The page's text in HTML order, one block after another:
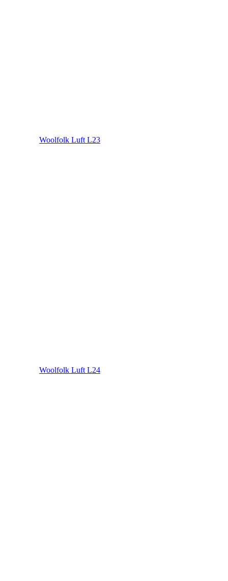
Woolfolk Luft L23
Woolfolk Luft L24